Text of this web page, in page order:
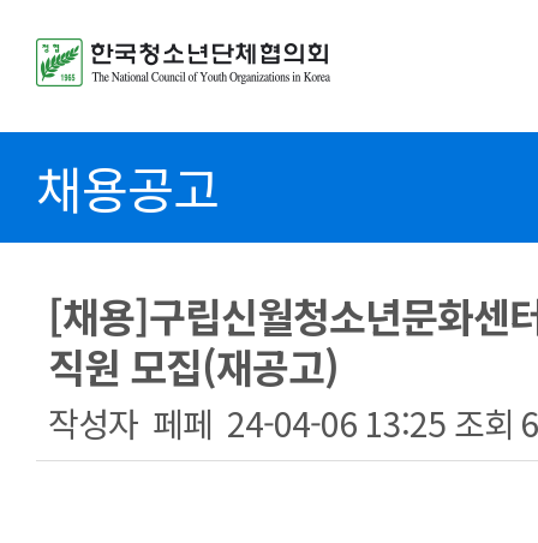
채용공고
[채용]구립신월청소년문화센
직원 모집(재공고)
작성자 페페 24-04-06 13:25 조회